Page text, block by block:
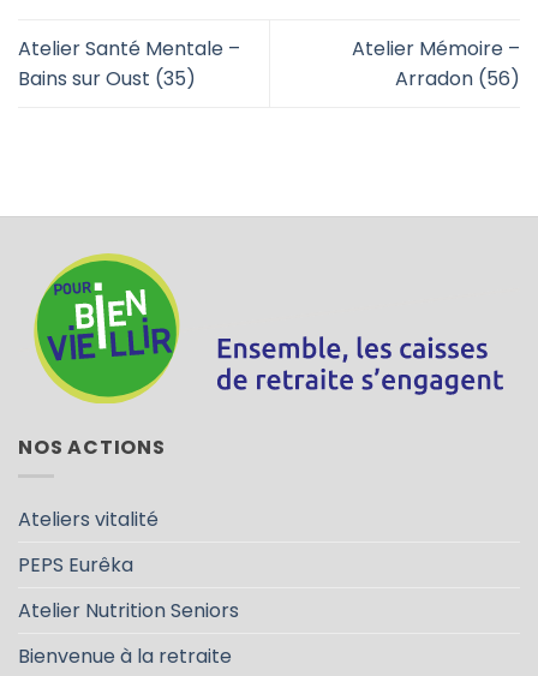
Atelier Santé Mentale –
Bains sur Oust (35)
Atelier Mémoire –
Arradon (56)
NOS ACTIONS
Ateliers vitalité
PEPS Eurêka
Atelier Nutrition Seniors
Bienvenue à la retraite